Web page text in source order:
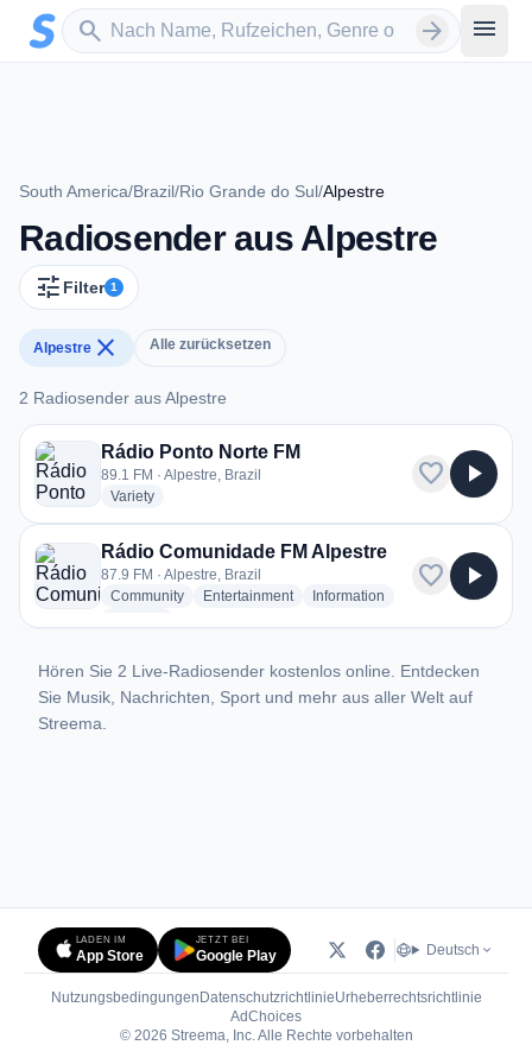
Zum Hauptinhalt springen
search
Sender suchen arrow_forward menu
South America/Brazil/Rio Grande do Sul/Alpestre
Radiosender aus Alpestre
tune Filter 1
Alpestre close Alle zurücksetzen
2 Radiosender aus Alpestre
2 Radiosender aus Alpestre
Rádio Ponto Norte FM
89.1 FM · Alpestre, Brazil
Varietyradio stations
favorite play_arrow
Rádio Comunidade FM Alpestre
87.9 FM · Alpestre, Brazil
Communityradio stations
Entertainmentradio stations
Information radio stations
favorite play_arrow
Hören Sie 2 Live-Radiosender kostenlos online. Entdecken
Sie Musik, Nachrichten, Sport und mehr aus aller Welt auf
Streema.
LADEN IM
App Store
JETZT BEI
Google Play Deutsch
Nutzungsbedingungen DatenschutzrichtlinieUrheberrechtsrichtlinie
AdChoices(öffnet in neuem Tab)
© 2026 Streema, Inc. Alle Rechte vorbehalten